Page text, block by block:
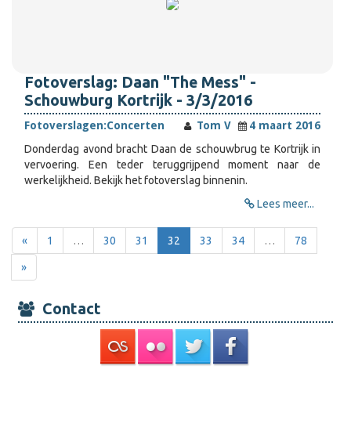
Fotoverslag: Daan "The Mess" -
Schouwburg Kortrijk - 3/3/2016
Fotoverslagen:Concerten Tom V
4 maart 2016
Donderdag avond bracht Daan de schouwbrug te Kortrijk in
vervoering. Een teder teruggrijpend moment naar de
werkelijkheid. Bekijk het fotoverslag binnenin.
Lees meer...
« 1 … 30 31 32 33 34 … 78
»
Contact